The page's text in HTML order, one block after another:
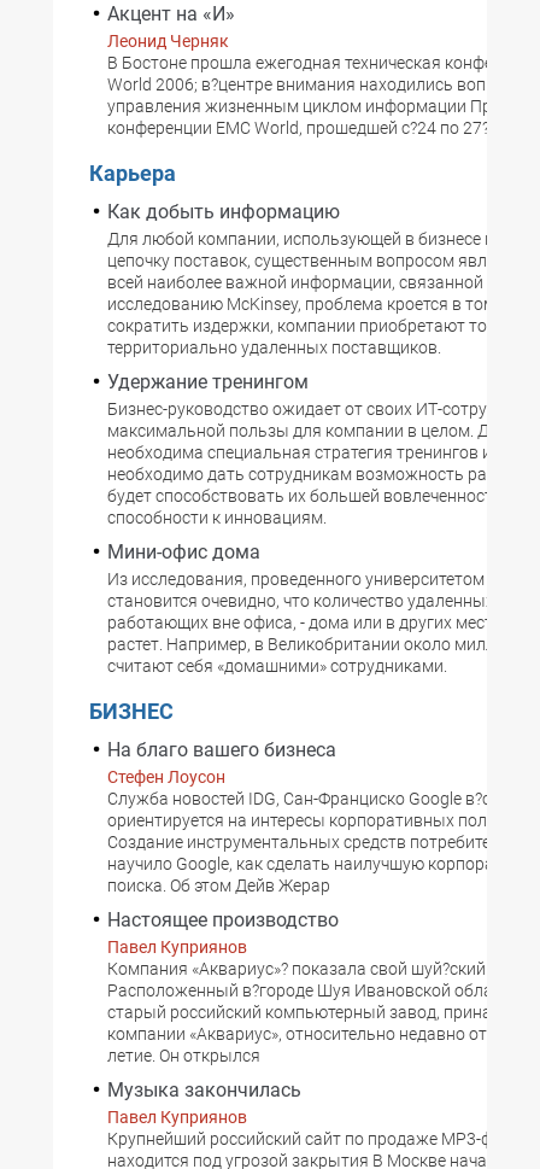
Акцент на «И»
Леонид Черняк
В Бостоне прошла ежегодная техническая
World 2006; в?центре внимания находились вопросы
управления жизненным циклом информации
конференции EMC World, прошедшей с?24 по
Карьера
Как добыть информацию
Для любой компании, использующей в бизнесе
цепочку поставок, существенным вопросом является
всей наиболее важной информации, связанной с ней.
исследованию McKinsey, проблема кроется в том,
сократить издержки, компании приобретают товары у
территориально удаленных поставщиков.
Удержание тренингом
Бизнес-руководство ожидает от своих ИТ-
максимальной пользы для компании в целом. Для
необходима специальная стратегия тренингов и
необходимо дать сотрудникам возможность
будет способствовать их большей вовлеченности в
способности к инновациям.
Мини-офис дома
Из исследования, проведенного университетом
становится очевидно, что количество удаленных
работающих вне офиса, - дома или в других местах -
растет. Например, в Великобритании около миллиона
считают себя «домашними» сотрудниками.
БИЗНЕС
На благо вашего бизнеса
Стефен Лоусон
Служба новостей IDG, Сан-Франциско Google в?своих
ориентируется на интересы корпоративных
Создание инструментальных средств
научило Google, как сделать наилучшую
поиска. Об этом Дейв Жерар
Настоящее производство
Павел Куприянов
Компания «Аквариус»? показала свой шуй?ский завод
Расположенный в?городе Шуя Ивановской области
старый российский компьютерный завод,
компании «Аквариус», относительно недавно отметил
летие. Он открылся
Музыка закончилась
Павел Куприянов
Крупнейший российский сайт по продаже MP3-файлов
находится под угрозой закрытия В Москве начались